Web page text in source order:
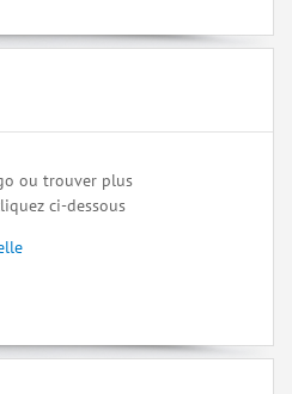
ou trouver plus
ci-dessous